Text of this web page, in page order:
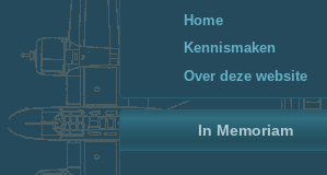
Home
Kennismaken
Over deze website
In Memoriam